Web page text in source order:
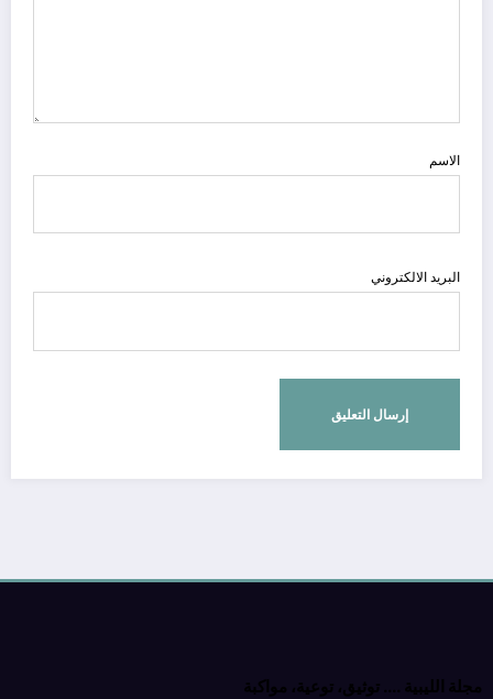
الاسم
البريد الالكتروني
مجلة الليبية …. توثيق، توعية، مواكبة